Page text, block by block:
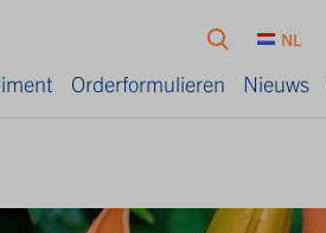
NL
Orderformulieren Nieuws